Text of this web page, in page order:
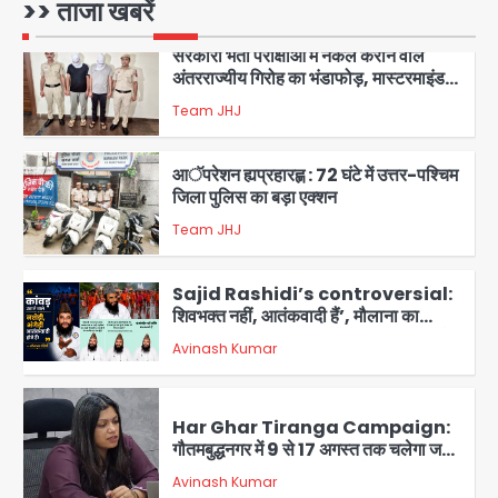
>> ताजा खबरें
2
3
सरकारी भर्ती परीक्षाओं में नकल कराने वाले
अंतरराज्यीय गिरोह का भंडाफोड़, मास्टरमाइंड
समेत 7 गिरफ्तार
Team JHJ
4
आॅपरेशन ह्यप्रहारह्ण : 72 घंटे में उत्तर-पश्चिम
जिला पुलिस का बड़ा एक्शन
Team JHJ
5
Sajid Rashidi’s controversial:
शिवभक्त नहीं, आतंकवादी हैं’, मौलाना का
कांवड़ियों पर विवादित बयान, BJP विधायक ने
कराई FIR, NSA की मांग
Avinash Kumar
Har Ghar Tiranga Campaign:
गौतमबुद्धनगर में 9 से 17 अगस्त तक चलेगा जन-
जागरूकता महाअभियान, डीएम ने की समीक्षा
Avinash Kumar